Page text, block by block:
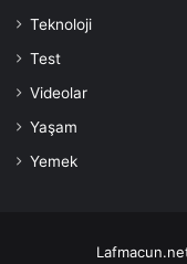
Teknoloji
Test
Videolar
Yaşam
Yemek